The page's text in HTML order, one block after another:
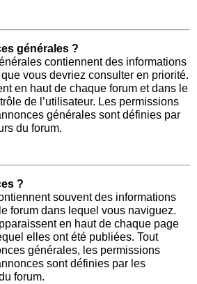
générales ?
contiennent des informations
vous devriez consulter en priorité.
en haut de chaque forum et dans le
de l’utilisateur. Les permissions
générales sont définies par
du forum.
?
souvent des informations
forum dans lequel vous naviguez.
en haut de chaque page
elles ont été publiées. Tout
générales, les permissions
sont définies par les
forum.